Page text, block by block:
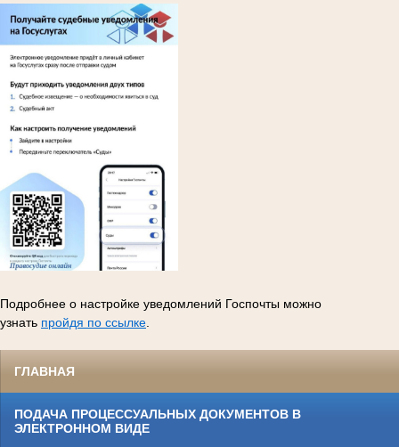
Подробнее о настройке уведомлений Госпочты можно
узнать пройдя по ссылке
ГЛАВНАЯ
ПОДАЧА ПРОЦЕССУАЛЬНЫХ ДОКУМЕНТОВ В
ЭЛЕКТРОННОМ ВИДЕ